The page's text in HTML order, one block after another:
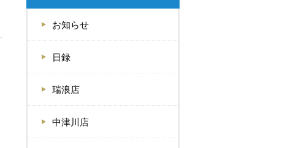
お知らせ
日録
瑞浪店
中津川店